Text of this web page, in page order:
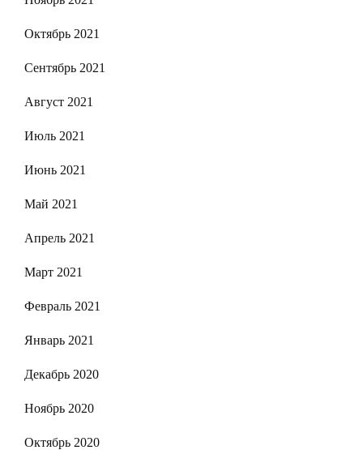
Октябрь 2021
Сентябрь 2021
Август 2021
Июль 2021
Июнь 2021
Май 2021
Апрель 2021
Март 2021
Февраль 2021
Январь 2021
Декабрь 2020
Ноябрь 2020
Октябрь 2020